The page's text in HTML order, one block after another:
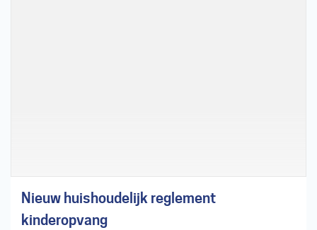
Nieuw huishoudelijk reglement
kinderopvang